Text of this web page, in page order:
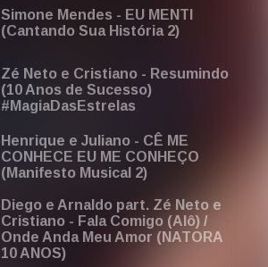
Simone Mendes - EU MENTI
(Cantando Sua História 2)
Zé Neto e Cristiano - Resumindo
(10 Anos de Sucesso)
#MagiaDasEstrelas
Henrique e Juliano - CÊ ME
CONHECE EU ME CONHEÇO
(Manifesto Musical 2)
Diego e Arnaldo part. Zé Neto e
Cristiano - Fala Comigo (Alô) /
Onde Anda Meu Amor (NATORA
10 ANOS)